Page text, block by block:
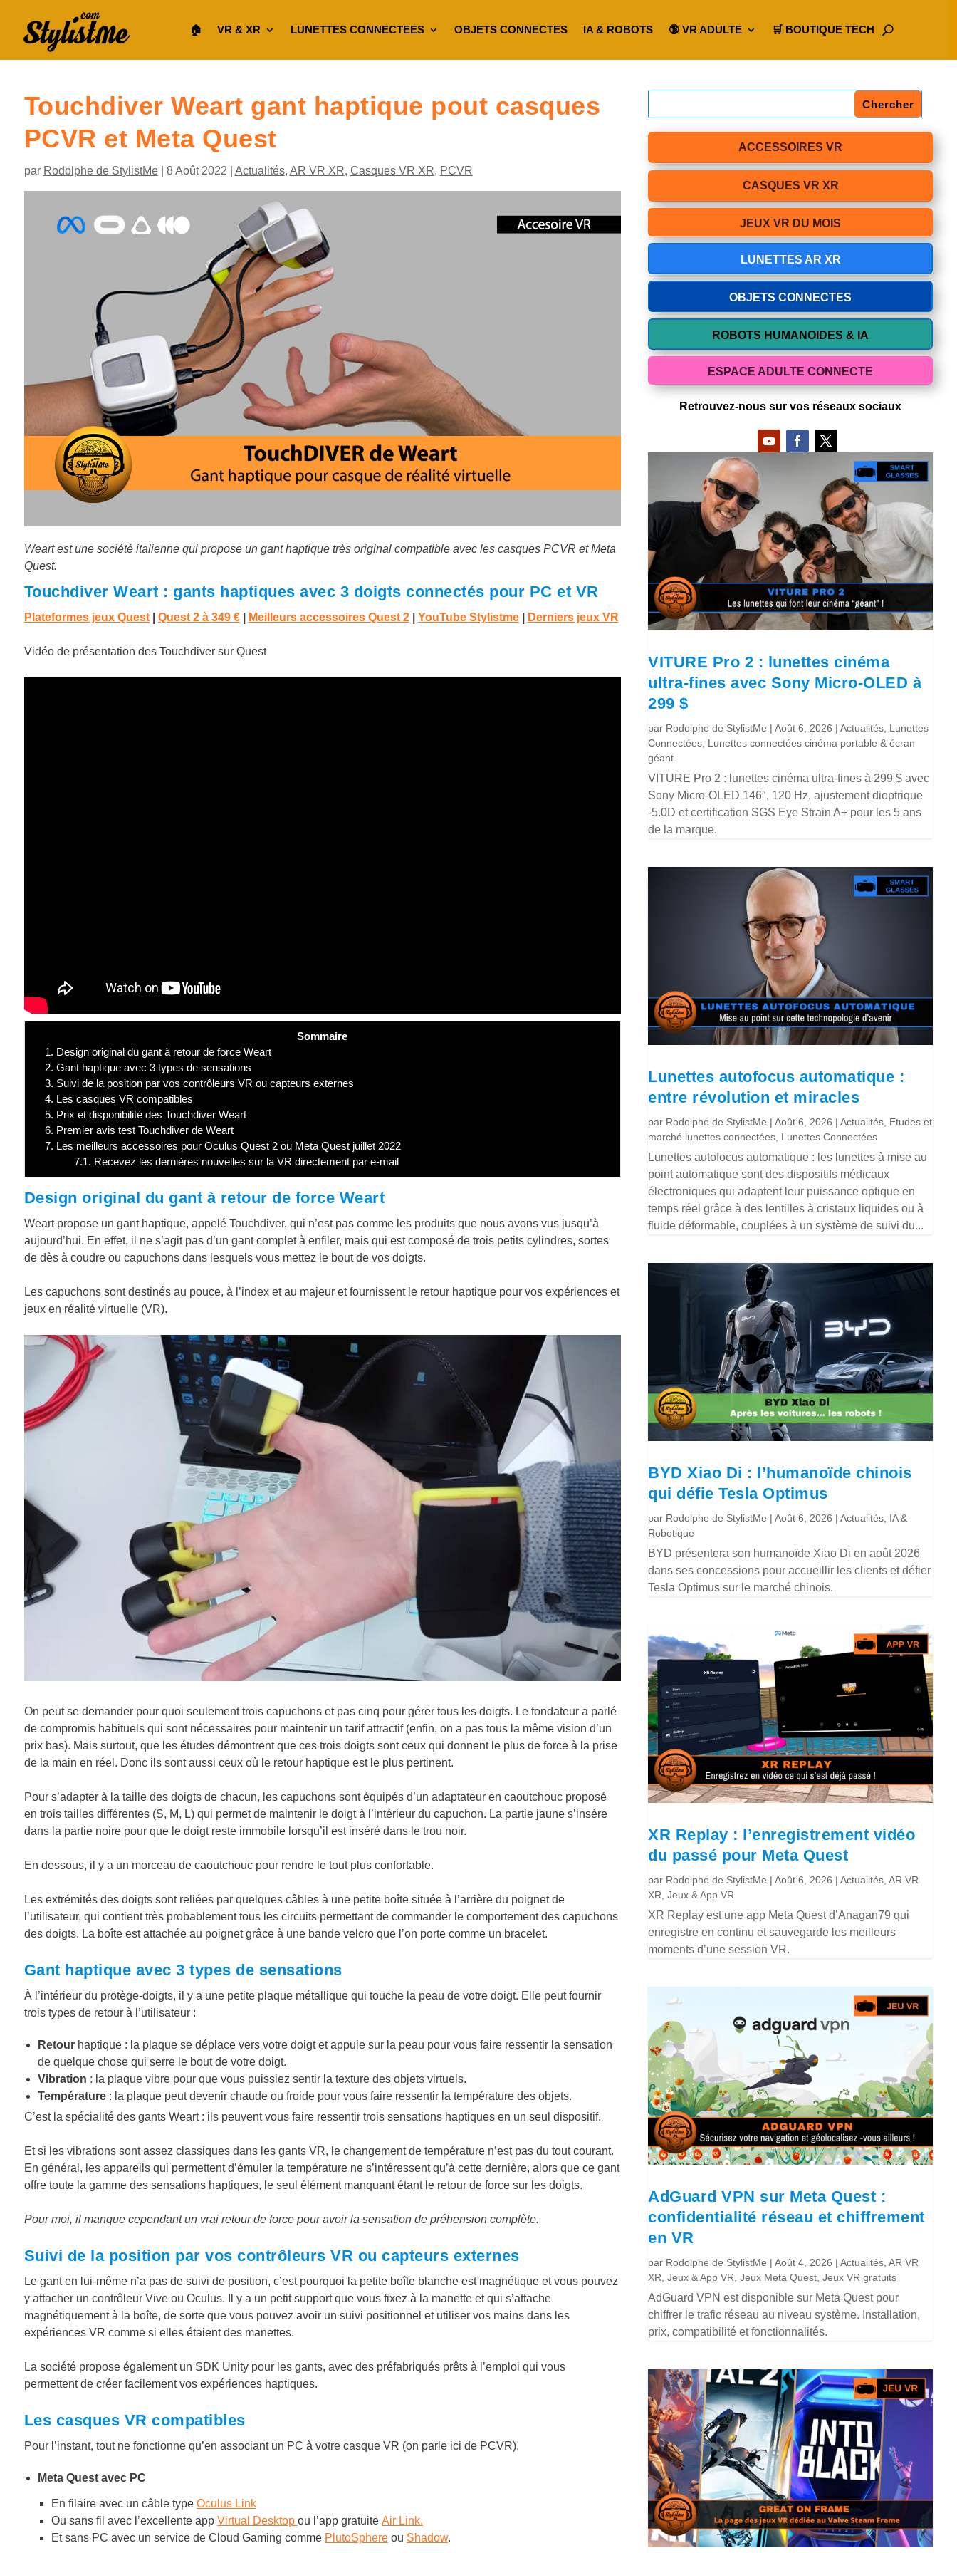
🏠︎ VR & XR LUNETTES CONNECTEES OBJETS CONNECTES IA & ROBOTS 🔞 VR ADULTE 🛒 BOUTIQUE TECH
Touchdiver Weart gant haptique pout casques
PCVR et Meta Quest
par Rodolphe de StylistMe| 8 Août 2022 Actualités, AR VR XR, Casques VR XR, PCVR
Weart est une société italienne qui propose un gant haptique très original compatible avec les casques PCVR et Meta
Quest.
Touchdiver Weart : gants haptiques avec 3 doigts connectés pour PC et VR
Plateformes jeux Quest Quest 2 à 349 € Meilleurs accessoires Quest 2 YouTube Stylistme Derniers jeux VR
Vidéo de présentation des Touchdiver sur Quest
Sommaire
1. Design original du gant à retour de force Weart
2. Gant haptique avec 3 types de sensations
3. Suivi de la position par vos contrôleurs VR ou capteurs externes
4. Les casques VR compatibles
5. Prix et disponibilité des Touchdiver Weart
6. Premier avis test Touchdiver de Weart
7. Les meilleurs accessoires pour Oculus Quest 2 ou Meta Quest juillet 2022
7.1. Recevez les dernières nouvelles sur la VR directement par e-mail
Design original du gant à retour de force Weart
Weart propose un gant haptique, appelé Touchdiver, qui n’est pas comme les produits que nous avons vus jusqu’à
aujourd’hui. En effet, il ne s’agit pas d’un gant complet à enfiler, mais qui est composé de trois petits cylindres, sortes
de dès à coudre ou capuchons dans lesquels vous mettez le bout de vos doigts.
Les capuchons sont destinés au pouce, à l’index et au majeur et fournissent le retour haptique pour vos expériences et
jeux en réalité virtuelle (VR).
On peut se demander pour quoi seulement trois capuchons et pas cinq pour gérer tous les doigts. Le fondateur a parlé
de compromis habituels qui sont nécessaires pour maintenir un tarif attractif (enfin, on a pas tous la même vision d’un
prix bas). Mais surtout, que les études démontrent que ces trois doigts sont ceux qui donnent le plus de force à la prise
de la main en réel. Donc ils sont aussi ceux où le retour haptique est le plus pertinent.
Pour s’adapter à la taille des doigts de chacun, les capuchons sont équipés d’un adaptateur en caoutchouc proposé
en trois tailles différentes (S, M, L) qui permet de maintenir le doigt à l’intérieur du capuchon. La partie jaune s’insère
dans la partie noire pour que le doigt reste immobile lorsqu’il est inséré dans le trou noir.
En dessous, il y a un morceau de caoutchouc pour rendre le tout plus confortable.
Les extrémités des doigts sont reliées par quelques câbles à une petite boîte située à l’arrière du poignet de
l’utilisateur, qui contient très probablement tous les circuits permettant de commander le comportement des capuchons
des doigts. La boîte est attachée au poignet grâce à une bande velcro que l’on porte comme un bracelet.
Gant haptique avec 3 types de sensations
À l’intérieur du protège-doigts, il y a une petite plaque métallique qui touche la peau de votre doigt. Elle peut fournir
trois types de retour à l’utilisateur :
Retour haptique: la plaque se déplace vers votre doigt et appuie sur la peau pour vous faire ressentir la sensation
de quelque chose qui serre le bout de votre doigt.
Vibration : la plaque vibre pour que vous puissiez sentir la texture des objets virtuels.
Température: la plaque peut devenir chaude ou froide pour vous faire ressentir la température des objets.
C’est la spécialité des gants Weart : ils peuvent vous faire ressentir trois sensations haptiques en un seul dispositif.
Et si les vibrations sont assez classiques dans les gants VR, le changement de température n’est pas du tout courant.
En général, les appareils qui permettent d’émuler la température ne s’intéressent qu’à cette dernière, alors que ce gant
offre toute la gamme des sensations haptiques, le seul élément manquant étant le retour de force sur les doigts.
Pour moi, il manque cependant un vrai retour de force pour avoir la sensation de préhension complète.
Suivi de la position par vos contrôleurs VR ou capteurs externes
Le gant en lui-même n’a pas de suivi de position, c’est pourquoi la petite boîte blanche est magnétique et vous pouvez
y attacher un contrôleur Vive ou Oculus. Il y a un petit support que vous fixez à la manette et qui s’attache
magnétiquement à la boîte, de sorte que vous pouvez avoir un suivi positionnel et utiliser vos mains dans les
expériences VR comme si elles étaient des manettes.
La société propose également un SDK Unity pour les gants, avec des préfabriqués prêts à l’emploi qui vous
permettent de créer facilement vos expériences haptiques.
Les casques VR compatibles
Pour l’instant, tout ne fonctionne qu’en associant un PC à votre casque VR (on parle ici de PCVR).
Meta Quest avec PC
En filaire avec un câble type Oculus Link
Ou sans fil avec l’excellente app Virtual Desktop ou l’app gratuite Air Link.
Et sans PC avec un service de Cloud Gaming comme PlutoSphereou Shadow.
ACCESSOIRES VR
CASQUES VR XR
JEUX VR DU MOIS
LUNETTES AR XR
OBJETS CONNECTES
ROBOTS HUMANOIDES & IA
ESPACE ADULTE CONNECTE
Retrouvez-nous sur vos réseaux sociaux
VITURE Pro 2 : lunettes cinéma
ultra-fines avec Sony Micro-OLED à
299 $
par Rodolphe de StylistMe |Août 6, 2026 |Actualités Lunettes
Connectées Lunettes connectées cinéma portable & écran
géant
VITURE Pro 2 : lunettes cinéma ultra-fines à 299 $ avec
Sony Micro-OLED 146″, 120 Hz, ajustement dioptrique
-5.0D et certification SGS Eye Strain A+ pour les 5 ans
de la marque.
Lunettes autofocus automatique :
entre révolution et miracles
par Rodolphe de StylistMe |Août 6, 2026 |Actualités Etudes et
marché lunettes connectées Lunettes Connectées
Lunettes autofocus automatique : les lunettes à mise au
point automatique sont des dispositifs médicaux
électroniques qui adaptent leur puissance optique en
temps réel grâce à des lentilles à cristaux liquides ou à
fluide déformable, couplées à un système de suivi du...
BYD Xiao Di : l’humanoïde chinois
qui défie Tesla Optimus
par Rodolphe de StylistMe |Août 6, 2026 |Actualités IA &
Robotique
BYD présentera son humanoïde Xiao Di en août 2026
dans ses concessions pour accueillir les clients et défier
Tesla Optimus sur le marché chinois.
XR Replay : l’enregistrement vidéo
du passé pour Meta Quest
par Rodolphe de StylistMe |Août 6, 2026 |Actualités ,AR VR
XR ,Jeux & App VR
XR Replay est une app Meta Quest d’Anagan79 qui
enregistre en continu et sauvegarde les meilleurs
moments d’une session VR.
AdGuard VPN sur Meta Quest :
confidentialité réseau et chiffrement
en VR
par Rodolphe de StylistMe |Août 4, 2026 |Actualités ,AR VR
XR ,Jeux & App VR ,Jeux Meta Quest ,Jeux VR gratuits
AdGuard VPN est disponible sur Meta Quest pour
chiffrer le trafic réseau au niveau système. Installation,
prix, compatibilité et fonctionnalités.